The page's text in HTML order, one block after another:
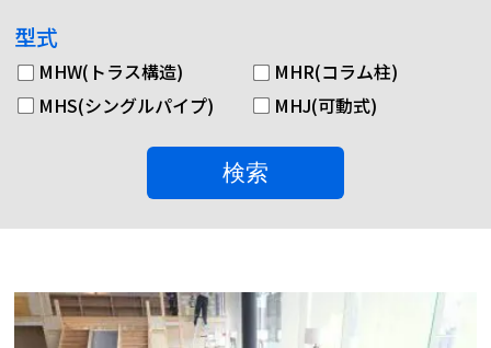
型式
MHW(トラス構造)
MHR(コラム柱)
MHS(シングルパイプ)
MHJ(可動式)
検索